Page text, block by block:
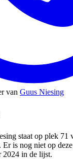
van Guus Niesing
staat op plek 71
Er is nog niet op
2024 in de lijst.